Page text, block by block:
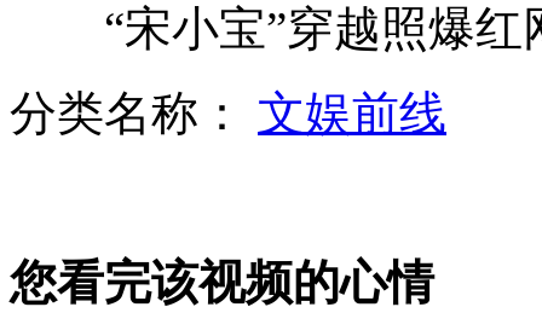
“宋小宝”穿越照爆红
分类名称： 文娱前线
您看完该视频的心情